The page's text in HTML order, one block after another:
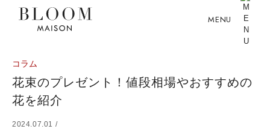
MENU
コラム
花束のプレゼント！値段相場やおすすめの
花を紹介
2024.07.01 /